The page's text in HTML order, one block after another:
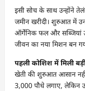
इसी सोच के साथ उन्होंने
जमीन खरीदी। शुरुआत में
ऑर्गेनिक फल और सब्जियां
जीवन का नया मिशन बन
पहली कोशिश में मिली
खेती की शुरुआत आसान नहीं
3,000 पौधे लगाए, लेकिन